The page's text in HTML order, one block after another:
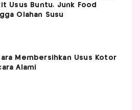
Usus Buntu, Junk Food
Olahan Susu
Membersihkan Usus Kotor
Alami